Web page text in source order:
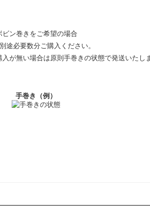
ン巻きをご希望の場合
途必要数分ご購入ください。
が無い場合は原則手巻きの状態で発送いたし
手巻き（例）